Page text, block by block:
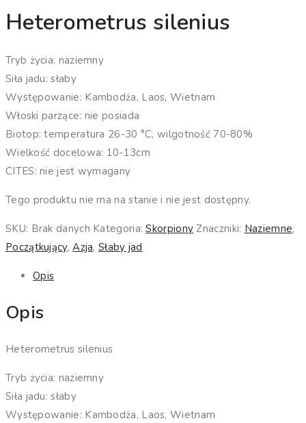
Heterometrus silenius
Tryb życia: naziemny
Siła jadu: słaby
Występowanie: Kambodża, Laos, Wietnam
Włoski parzące: nie posiada
Biotop: temperatura 26-30 °C, wilgotność 70-80%
Wielkość docelowa: 10-13cm
CITES: nie jest wymagany
Tego produktu nie ma na stanie i nie jest dostępny.
SKU: Brak danych Kategoria:Skorpiony Znaczniki: Naziemne,
Początkujący,Azja,Słaby jad
Opis
Opis
Heterometrus silenius
Tryb życia: naziemny
Siła jadu: słaby
Występowanie: Kambodża, Laos, Wietnam